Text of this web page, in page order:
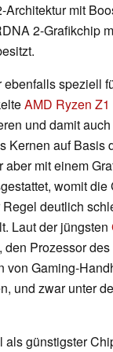
mit
2-Grafikchip
speziell
AMD Ryzen Z1
und damit
Kernen auf Basis
aber mit einem
womit die
deutlich
Laut der jüngsten
den Prozessor
von Gaming-
und zwar unter
als günstigster